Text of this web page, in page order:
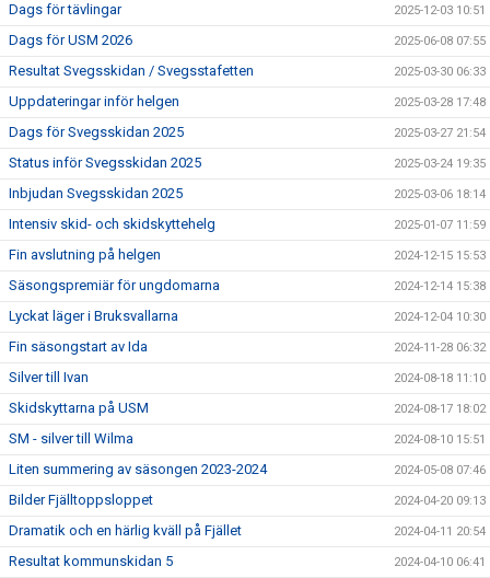
Dags för tävlingar 2025-12-03 10:51
Dags för USM 2026 2025-06-08 07:55
Resultat Svegsskidan / Svegsstafetten 2025-03-30 06:33
Uppdateringar inför helgen 2025-03-28 17:48
Dags för Svegsskidan 2025 2025-03-27 21:54
Status inför Svegsskidan 2025 2025-03-24 19:35
Inbjudan Svegsskidan 2025 2025-03-06 18:14
Intensiv skid- och skidskyttehelg 2025-01-07 11:59
Fin avslutning på helgen 2024-12-15 15:53
Säsongspremiär för ungdomarna 2024-12-14 15:38
Lyckat läger i Bruksvallarna 2024-12-04 10:30
Fin säsongstart av Ida 2024-11-28 06:32
Silver till Ivan 2024-08-18 11:10
Skidskyttarna på USM 2024-08-17 18:02
SM - silver till Wilma 2024-08-10 15:51
Liten summering av säsongen 2023-2024 2024-05-08 07:46
Bilder Fjälltoppsloppet 2024-04-20 09:13
Dramatik och en härlig kväll på Fjället 2024-04-11 20:54
Resultat kommunskidan 5 2024-04-10 06:41